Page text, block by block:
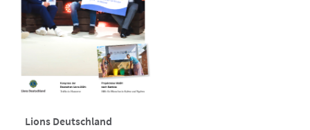
Lions Deutschland